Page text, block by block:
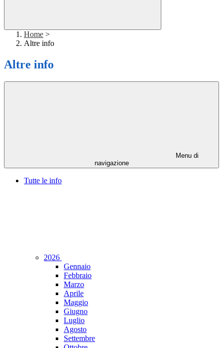
Home >
Altre info
Altre info
Menu di
navigazione
Tutte le info
2026
Gennaio
Febbraio
Marzo
Aprile
Maggio
Giugno
Luglio
Agosto
Settembre